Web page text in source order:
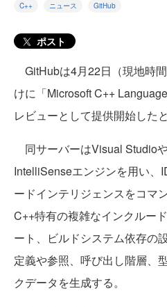
C++ ニュース GitHub
ポスト
GitHubは4月22日（現地時
けに「Microsoft C++
レビューとして提供開始した
同サーバーはVisual Studio
IntelliSenseエンジンを用い、
ードインテリジェンスをコマ
C++特有の複雑なインクルー
ート、ビルドシステム依存の
定義や参照、呼び出し階層、
クデータを生成する。